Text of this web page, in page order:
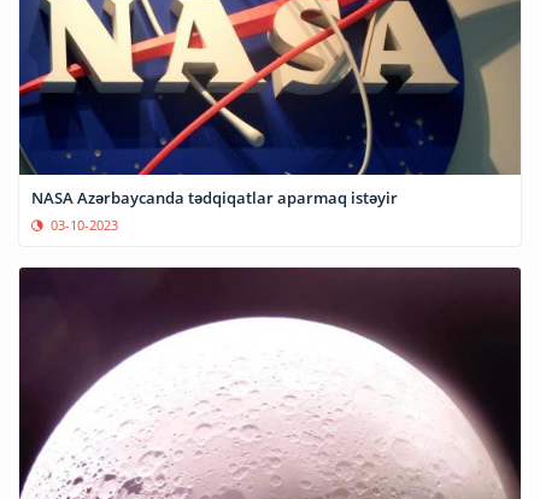
NASA Azərbaycanda tədqiqatlar aparmaq istəyir
03-10-2023